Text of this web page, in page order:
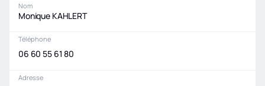
Nom
Monique KAHLERT
Téléphone
06 60 55 61 80
Adresse